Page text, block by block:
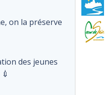
on la préserve
des jeunes